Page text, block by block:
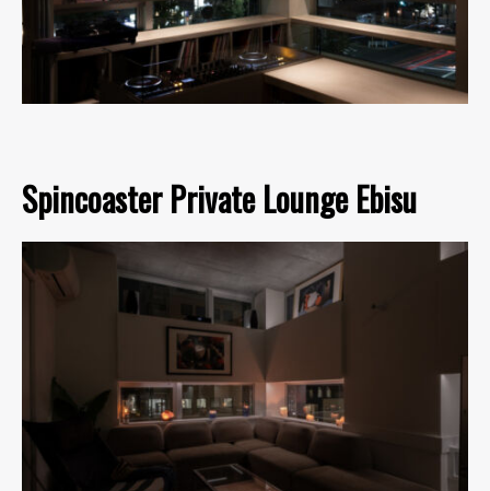
Spincoaster Private Lounge Ebisu